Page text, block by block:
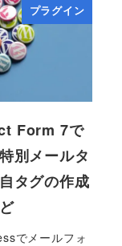
プラグイン
Form 7で
別メールタ
タグの作成
でメールフォ